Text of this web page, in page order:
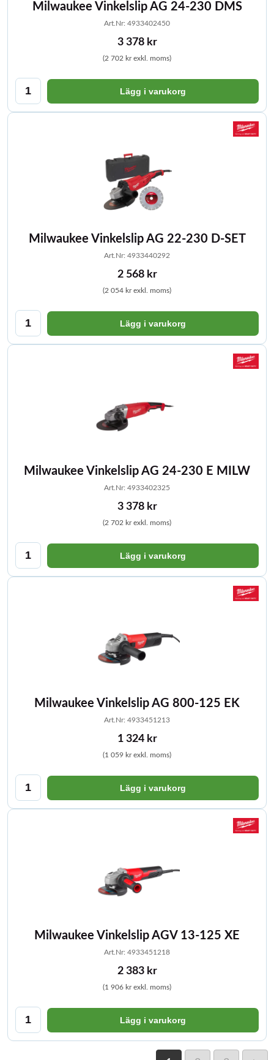
Milwaukee Vinkelslip AG 24-230 DMS
Art.Nr: 4933402450
3 378 kr
(2 702 kr exkl. moms)
Lägg i varukorg
Milwaukee Vinkelslip AG 22-230 D-SET
Art.Nr: 4933440292
2 568 kr
(2 054 kr exkl. moms)
Lägg i varukorg
Milwaukee Vinkelslip AG 24-230 E MILW
Art.Nr: 4933402325
3 378 kr
(2 702 kr exkl. moms)
Lägg i varukorg
Milwaukee Vinkelslip AG 800-125 EK
Art.Nr: 4933451213
1 324 kr
(1 059 kr exkl. moms)
Lägg i varukorg
Milwaukee Vinkelslip AGV 13-125 XE
Art.Nr: 4933451218
2 383 kr
(1 906 kr exkl. moms)
Lägg i varukorg